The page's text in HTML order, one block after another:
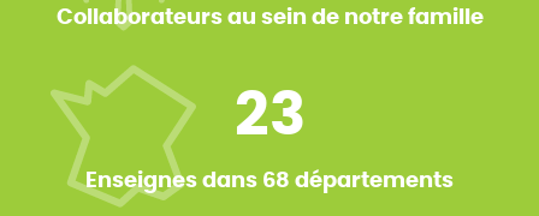
Collaborateurs au sein de notre famille
23
Enseignes dans 68 départements